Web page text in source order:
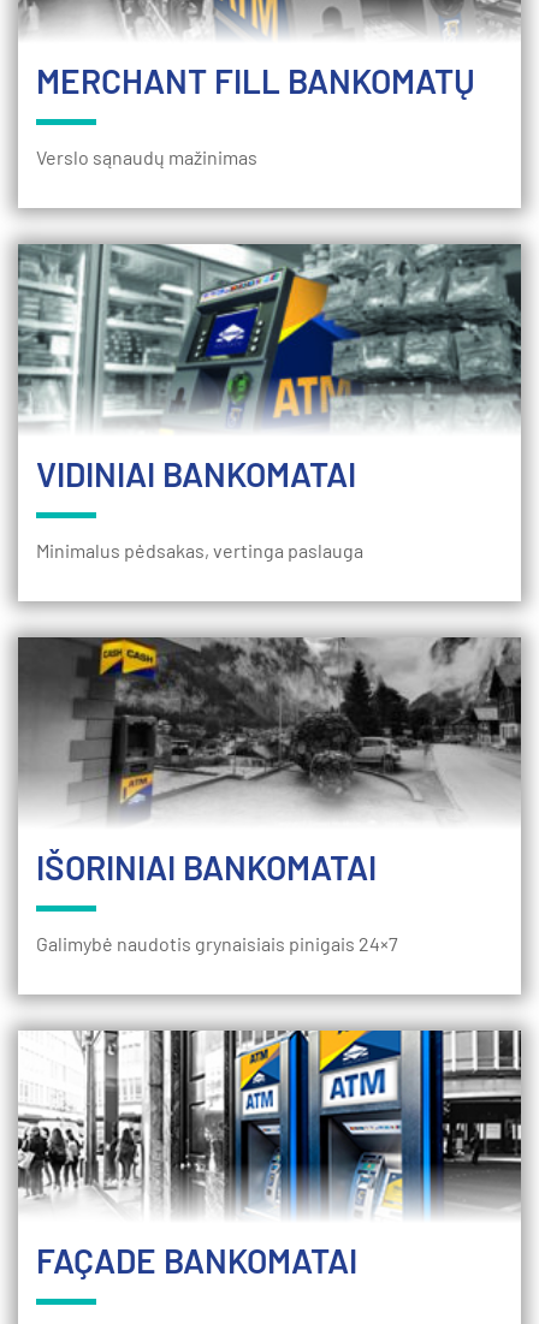
MERCHANT FILL BANKOMATŲ
Verslo sąnaudų mažinimas
VIDINIAI BANKOMATAI
Minimalus pėdsakas, vertinga paslauga
IŠORINIAI BANKOMATAI
Galimybė naudotis grynaisiais pinigais 24×7
FAÇADE BANKOMATAI